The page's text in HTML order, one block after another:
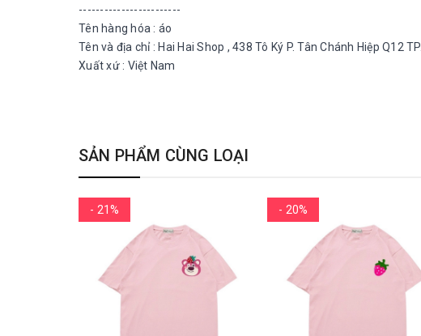
------------------------
Tên hàng hóa : áo
Tên và địa chỉ : Hai Hai Shop , 438 Tô Ký P. Tân Chánh Hiệp Q12
Xuất xứ : Việt Nam
SẢN PHẨM CÙNG LOẠI
- 21% - 20%